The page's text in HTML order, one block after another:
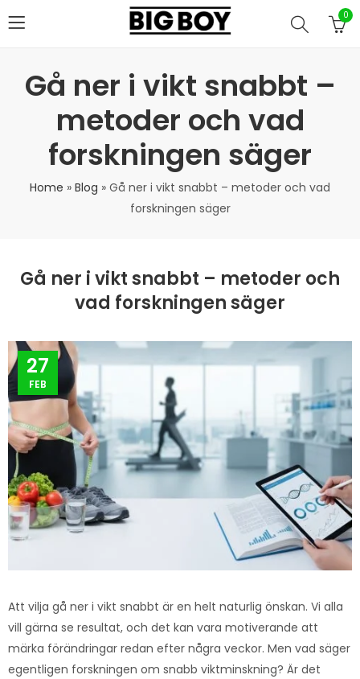
0
Gå ner i vikt snabbt –
metoder och vad
forskningen säger
Home » Blog » Gå ner i vikt snabbt – metoder och vad
forskningen säger
Gå ner i vikt snabbt – metoder och
vad forskningen säger
27
FEB
Att vilja gå ner i vikt snabbt är en helt naturlig önskan. Vi alla
vill gärna se resultat, och det kan vara motiverande att
märka förändringar redan efter några veckor. Men vad säger
egentligen forskningen om snabb viktminskning? Är det
780.00kr
Balkan Dianabol 10mg 100 tab
400.00kr
Swisschem Testosterone Enanthate 300mg 1 x 10ml
628.00kr
410.00
780.00
400.00
628.00kr
410.00